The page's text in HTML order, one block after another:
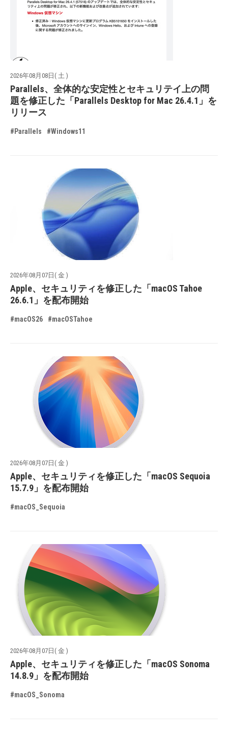
2026年08月08日( 土 )
Parallels、全体的な安定性とセキュリテイ上の問
題を修正した「Parallels Desktop for Mac 26.4.1」を
リリース
#Parallels #Windows11
2026年08月07日( 金 )
Apple、セキュリティを修正した「macOS Tahoe
26.6.1」を配布開始
#macOS26 #macOSTahoe
2026年08月07日( 金 )
Apple、セキュリティを修正した「macOS Sequoia
15.7.9」を配布開始
#macOS_Sequoia
2026年08月07日( 金 )
Apple、セキュリティを修正した「macOS Sonoma
14.8.9」を配布開始
#macOS_Sonoma